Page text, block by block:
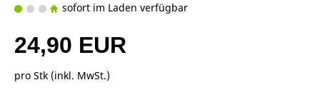
sofort im Laden verfügbar
24,90 EUR
pro Stk (inkl. MwSt.)